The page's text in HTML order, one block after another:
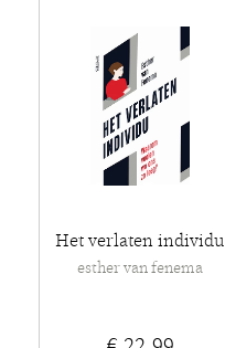
Het verlaten individu
esther van fenema